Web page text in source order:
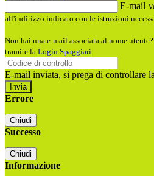
E-mail
all'indirizzo indicato con le istruzioni
Non hai una e-mail associata al nome
tramite la Login Spaggiari
E-mail inviata, si prega di controllare
Errore
Chiudi
Successo
Chiudi
Informazione